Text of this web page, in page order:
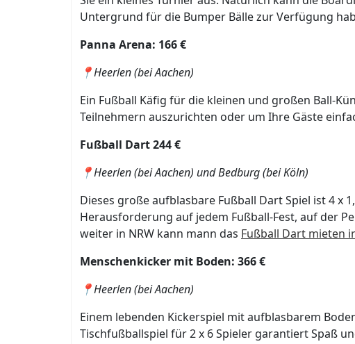
Untergrund für die Bumper Bälle zur Verfügung
Panna Arena: 166 €
📍Heerlen (bei Aachen)
Ein Fußball Käfig für die kleinen und großen Ball-
Teilnehmern auszurichten oder um Ihre Gäste
Fußball Dart 244 €
📍Heerlen (bei Aachen) und Bedburg (bei Köln)
Dieses große aufblasbare Fußball Dart Spiel ist 4 x
Herausforderung auf jedem Fußball-Fest, auf der
weiter in NRW kann mann das Fußball Dart mieten
Menschenkicker mit Boden: 366 €
📍Heerlen (bei Aachen)
Einem lebenden Kickerspiel mit aufblasbarem
Tischfußballspiel für 2 x 6 Spieler garantiert Spaß